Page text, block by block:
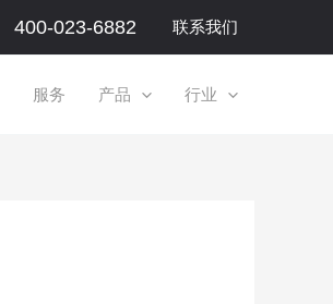
400-023-6882 联系我们
服务 产品 行业